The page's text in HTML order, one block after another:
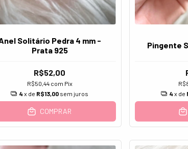
Solitário Pedra 4 mm -
Prata 925
R$52,00
R$50,44 com Pix
4 x de R$13,00 sem juros
COMPRAR
Pingente
4 x de